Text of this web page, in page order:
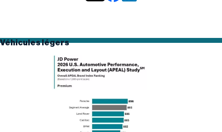
Véhicules légers